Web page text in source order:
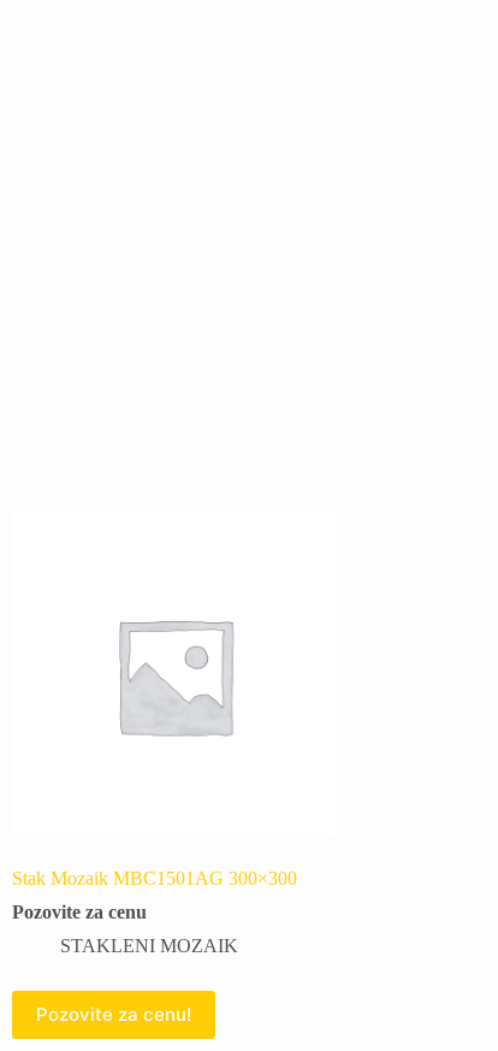
Stak Mozaik MBC1501AG 300×300
Pozovite za cenu
STAKLENI MOZAIK
Pozovite za cenu!